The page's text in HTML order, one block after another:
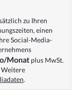
zu Ihren
einen
Social-Media-
Monat plus MwSt.
Weitere
.